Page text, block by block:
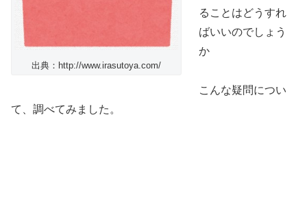
出典：http://www.irasutoya.com/
ることはどうすれ
ばいいのでしょう
か
こんな疑問につい
て、調べてみました。